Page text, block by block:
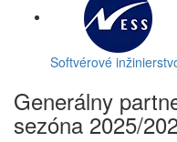
Softvérové
Generálny
sezóna 2025/